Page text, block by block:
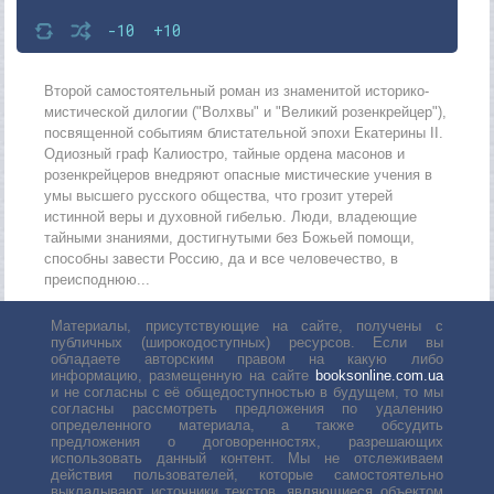
-10 +10
Второй самостоятельный роман из знаменитой историко-
мистической дилогии ("Волхвы" и "Великий розенкрейцер"),
посвященной событиям блистательной эпохи Екатерины II.
Одиозный граф Калиостро, тайные ордена масонов и
розенкрейцеров внедряют опасные мистические учения в
умы высшего русского общества, что грозит утерей
истинной веры и духовной гибелью. Люди, владеющие
тайными знаниями, достигнутыми без Божьей помощи,
способны завести Россию, да и все человечество, в
преисподнюю...
Материалы, присутствующие на сайте, получены с
публичных (широкодоступных) ресурсов. Если вы
обладаете авторским правом на какую либо
информацию, размещенную на сайте booksonline.com.ua
и не согласны с её общедоступностью в будущем, то мы
согласны рассмотреть предложения по удалению
определенного материала, а также обсудить
предложения о договоренностях, разрешающих
использовать данный контент. Мы не отслеживаем
действия пользователей, которые самостоятельно